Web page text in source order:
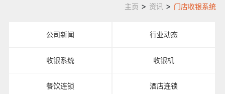
主页 > 资讯 > 门店收银系统
公司新闻 行业动态
收银系统 收银机
餐饮连锁 酒店连锁